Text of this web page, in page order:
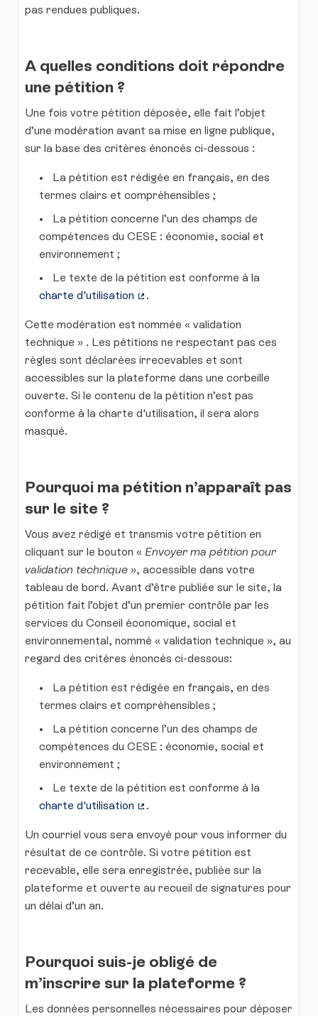
pas rendues publiques.
A quelles conditions doit répondre
une pétition ?
Une fois votre pétition déposée, elle fait l’objet
d’une modération avant sa mise en ligne publique,
sur la base des critères énoncés ci-dessous :
La pétition est rédigée en français, en des
termes clairs et compréhensibles ;
La pétition concerne l’un des champs de
compétences du CESE : économie, social et
environnement ;
Le texte de la pétition est conforme à la
charte d'utilisation
.
Cette modération est nommée « validation
technique » . Les pétitions ne respectant pas ces
règles sont déclarées irrecevables et sont
accessibles sur la plateforme dans une corbeille
ouverte. Si le contenu de la pétition n’est pas
conforme à la charte d'utilisation, il sera alors
masqué.
Pourquoi ma pétition n’apparaît pas
sur le site ?
Vous avez rédigé et transmis votre pétition en
cliquant sur le bouton « Envoyer ma pétition pour
validation technique », accessible dans votre
tableau de bord. Avant d’être publiée sur le site, la
pétition fait l’objet d’un premier contrôle par les
services du Conseil économique, social et
environnemental, nommé « validation technique », au
regard des critères énoncés ci-dessous:
La pétition est rédigée en français, en des
termes clairs et compréhensibles ;
La pétition concerne l’un des champs de
compétences du CESE : économie, social et
environnement ;
Le texte de la pétition est conforme à la
charte d'utilisation
.
Un courriel vous sera envoyé pour vous informer du
résultat de ce contrôle. Si votre pétition est
recevable, elle sera enregistrée, publiée sur la
plateforme et ouverte au recueil de signatures pour
un délai d’un an.
Pourquoi suis-je obligé de
m’inscrire sur la plateforme ?
Les données personnelles nécessaires pour déposer